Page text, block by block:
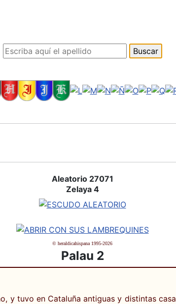
Aleatorio 27071
Zelaya 4
© heraldicahispana 1995-2026
Palau 2
y tuvo en Cataluña antiguas y distintas